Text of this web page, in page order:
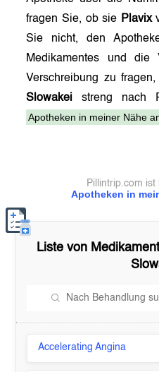
fragen Sie, ob sie Plavix
Sie nicht, den
Medikamentes und die
Verschreibung zu
Slowakei streng nach
Apotheken in meiner Nähe
Apotheken in
Pillintrip.com ist
Liste von
Accelerating Angina